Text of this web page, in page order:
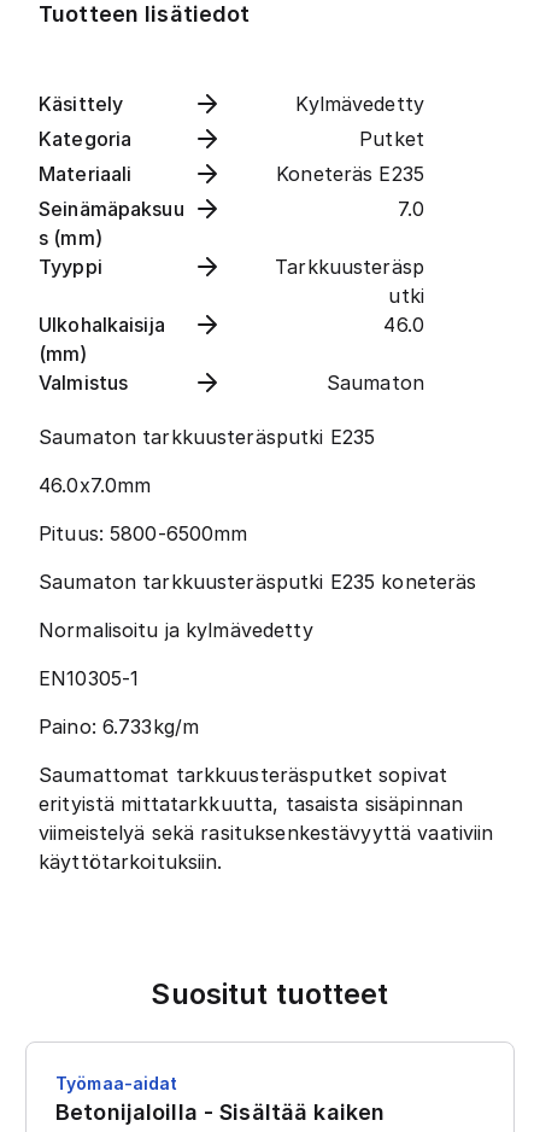
Tuotteen lisätiedot
Käsittely
Kylmävedetty
Kategoria
Putket
Materiaali
Koneteräs E235
Seinämäpaksuu
s (mm)
7.0
Tyyppi
Tarkkuusteräsp
utki
Ulkohalkaisija
(mm)
46.0
Valmistus Saumaton
Saumaton tarkkuusteräsputki E235
46.0x7.0mm
Pituus: 5800-6500mm
Saumaton tarkkuusteräsputki E235 koneteräs
Normalisoitu ja kylmävedetty
EN10305-1
Paino: 6.733kg/m
Saumattomat tarkkuusteräsputket sopivat
erityistä mittatarkkuutta, tasaista sisäpinnan
viimeistelyä sekä rasituksenkestävyyttä vaativiin
käyttötarkoituksiin.
Suositut tuotteet
Työmaa-aidat
Betonijaloilla - Sisältää kaiken